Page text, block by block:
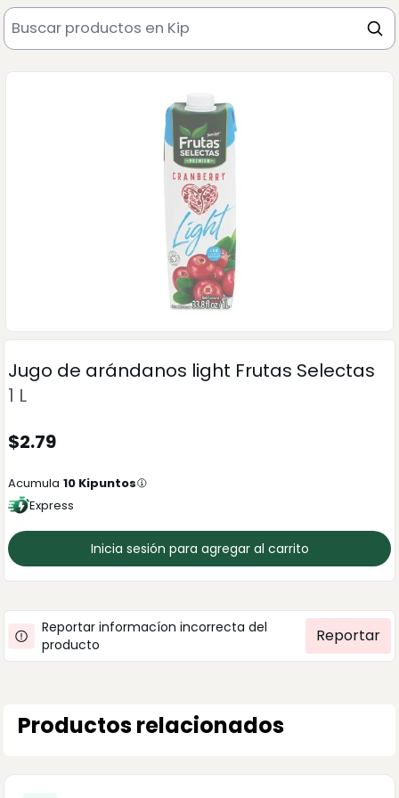
Jugo de arándanos light Frutas Selectas
1 L
$2.79
Acumula 10 Kipuntos
Express
Inicia sesión para agregar al carrito
Reportar informacíon incorrecta del
producto
Reportar
Productos relacionados